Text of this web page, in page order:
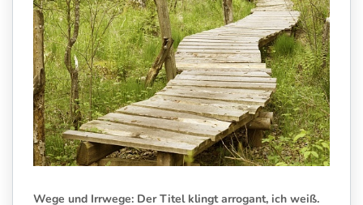
Wege und Irrwege: Der Titel klingt arrogant, ich weiß.